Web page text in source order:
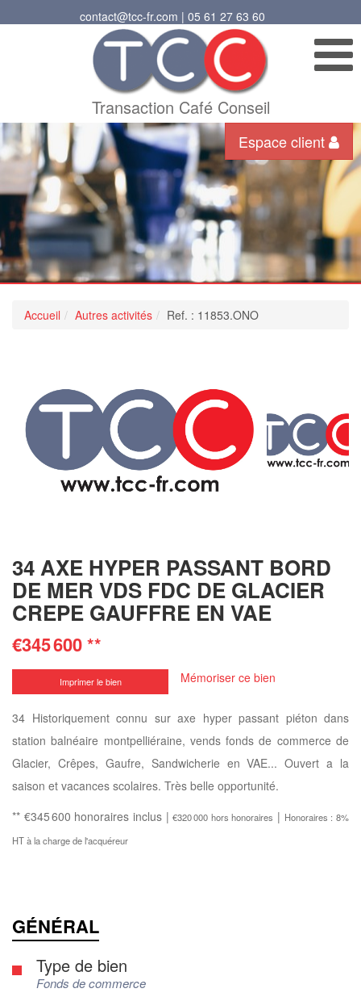
contact@tcc-fr.com | 05 61 27 63 60
Transaction Café Conseil
Espace client
Accueil Autres activités Ref. : 11853.ONO
34 AXE HYPER PASSANT BORD
DE MER VDS FDC DE GLACIER
CREPE GAUFFRE EN VAE
€345 600**
Imprimer le bien Mémoriser ce bien
34 Historiquement connu sur axe hyper passant piéton dans
station balnéaire montpelliéraine, vends fonds de commerce de
Glacier, Crêpes, Gaufre, Sandwicherie en VAE... Ouvert a la
saison et vacances scolaires. Très belle opportunité.
** €345 600 honoraires inclus |€320 000 hors honoraires | Honoraires : 8%
HT à la charge de l'acquéreur
GÉNÉRAL
Type de bien
Fonds de commerce